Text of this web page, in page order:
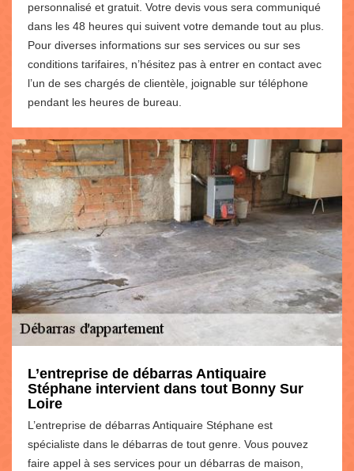
personnalisé et gratuit. Votre devis vous sera communiqué
dans les 48 heures qui suivent votre demande tout au plus.
Pour diverses informations sur ses services ou sur ses
conditions tarifaires, n’hésitez pas à entrer en contact avec
l’un de ses chargés de clientèle, joignable sur téléphone
pendant les heures de bureau.
L’entreprise de débarras Antiquaire
Stéphane intervient dans tout Bonny Sur
Loire
L’entreprise de débarras Antiquaire Stéphane est
spécialiste dans le débarras de tout genre. Vous pouvez
faire appel à ses services pour un débarras de maison,